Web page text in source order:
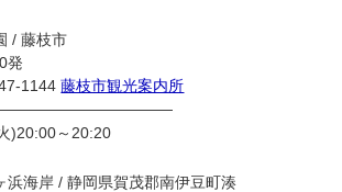
/ 藤枝市
発
1144藤枝市観光案内所
)20:00～20:20
浜海岸 / 静岡県賀茂郡南伊豆町湊